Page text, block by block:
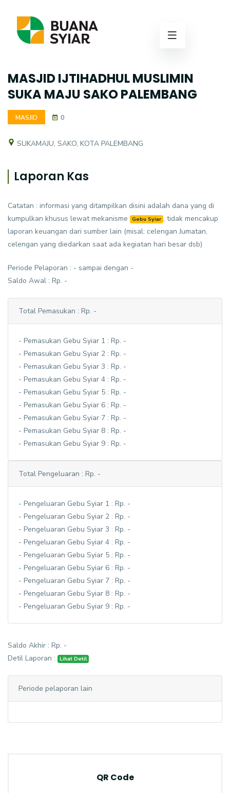
MASJID IJTIHADHUL MUSLIMIN
SUKA MAJU SAKO PALEMBANG
MASJID 0
SUKAMAJU, SAKO, KOTA PALEMBANG
Laporan Kas
Catatan : informasi yang ditampilkan disini adalah dana yang di
kumpulkan khusus lewat mekanisme
Gebu Syiar , tidak mencakup
laporan keuangan dari sumber lain (misal: celengan Jumatan,
celengan yang diedarkan saat ada kegiatan hari besar dsb)
Periode Pelaporan : - sampai dengan -
Saldo Awal : Rp. -
Total Pemasukan : Rp. -
- Pemasukan Gebu Syiar 1 : Rp. -
- Pemasukan Gebu Syiar 2 : Rp. -
- Pemasukan Gebu Syiar 3 : Rp. -
- Pemasukan Gebu Syiar 4 : Rp. -
- Pemasukan Gebu Syiar 5 : Rp. -
- Pemasukan Gebu Syiar 6 : Rp. -
- Pemasukan Gebu Syiar 7 : Rp. -
- Pemasukan Gebu Syiar 8 : Rp. -
- Pemasukan Gebu Syiar 9 : Rp. -
Total Pengeluaran : Rp. -
- Pengeluaran Gebu Syiar 1 : Rp. -
- Pengeluaran Gebu Syiar 2 : Rp. -
- Pengeluaran Gebu Syiar 3 : Rp. -
- Pengeluaran Gebu Syiar 4 : Rp. -
- Pengeluaran Gebu Syiar 5 : Rp. -
- Pengeluaran Gebu Syiar 6 : Rp. -
- Pengeluaran Gebu Syiar 7 : Rp. -
- Pengeluaran Gebu Syiar 8 : Rp. -
- Pengeluaran Gebu Syiar 9 : Rp. -
Saldo Akhir : Rp. -
Detil Laporan :
Lihat Detil
Periode pelaporan lain
QR Code